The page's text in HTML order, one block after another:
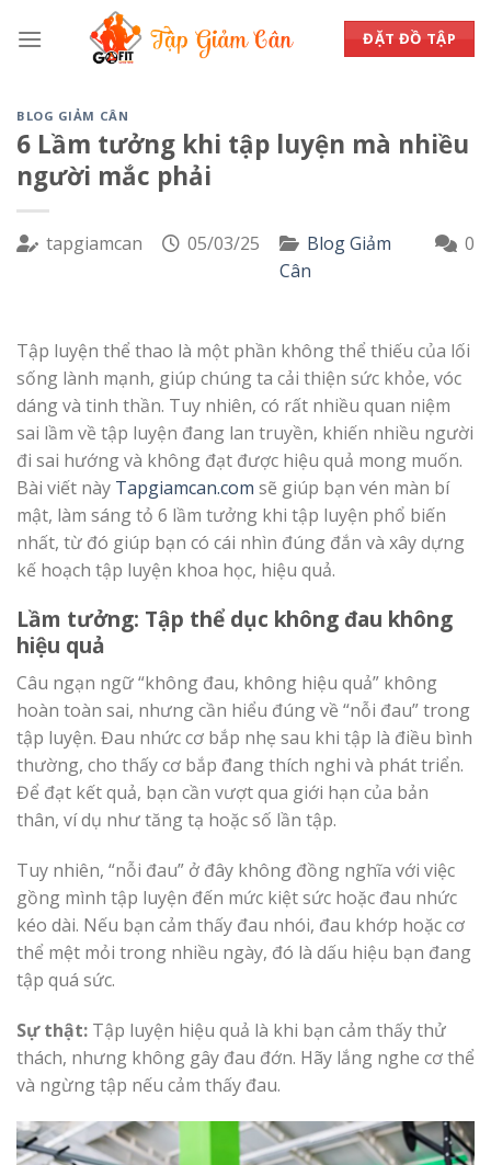
ĐẶT ĐỒ TẬP
BLOG GIẢM CÂN
6 Lầm tưởng khi tập luyện mà nhiều
người mắc phải
tapgiamcan 05/03/25
Blog Giảm
Cân
0
Tập luyện thể thao là một phần không thể thiếu của lối
sống lành mạnh, giúp chúng ta cải thiện sức khỏe, vóc
dáng và tinh thần. Tuy nhiên, có rất nhiều quan niệm
sai lầm về tập luyện đang lan truyền, khiến nhiều người
đi sai hướng và không đạt được hiệu quả mong muốn.
Bài viết này Tapgiamcan.com sẽ giúp bạn vén màn bí
mật, làm sáng tỏ 6 lầm tưởng khi tập luyện phổ biến
nhất, từ đó giúp bạn có cái nhìn đúng đắn và xây dựng
kế hoạch tập luyện khoa học, hiệu quả.
Lầm tưởng: Tập thể dục không đau không
hiệu quả
Câu ngạn ngữ “không đau, không hiệu quả” không
hoàn toàn sai, nhưng cần hiểu đúng về “nỗi đau” trong
tập luyện. Đau nhức cơ bắp nhẹ sau khi tập là điều bình
thường, cho thấy cơ bắp đang thích nghi và phát triển.
Để đạt kết quả, bạn cần vượt qua giới hạn của bản
thân, ví dụ như tăng tạ hoặc số lần tập.
Tuy nhiên, “nỗi đau” ở đây không đồng nghĩa với việc
gồng mình tập luyện đến mức kiệt sức hoặc đau nhức
kéo dài. Nếu bạn cảm thấy đau nhói, đau khớp hoặc cơ
thể mệt mỏi trong nhiều ngày, đó là dấu hiệu bạn đang
tập quá sức.
Sự thật: Tập luyện hiệu quả là khi bạn cảm thấy thử
thách, nhưng không gây đau đớn. Hãy lắng nghe cơ thể
và ngừng tập nếu cảm thấy đau.